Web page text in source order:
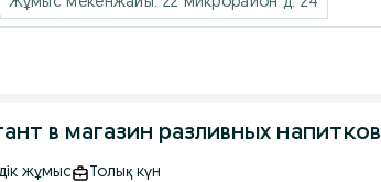
в магазин разливных напитков
жұмыс Толық күн